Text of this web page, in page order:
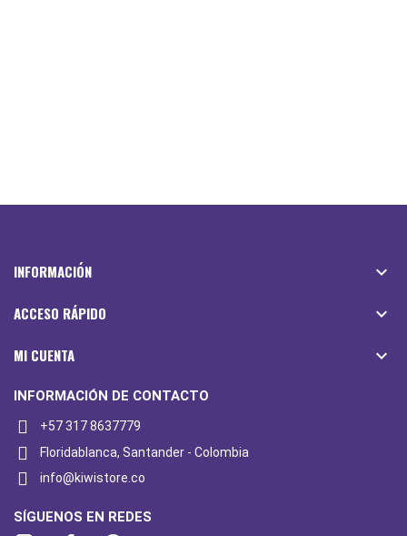
INFORMACIÓN 
ACCESO RÁPIDO 
MI CUENTA 
INFORMACIÓN DE CONTACTO
+57 317 8637779
Floridablanca, Santander - Colombia
info@kiwistore.co
SÍGUENOS EN REDES